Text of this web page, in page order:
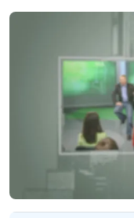
Стать взрослым.
Развить здоровую